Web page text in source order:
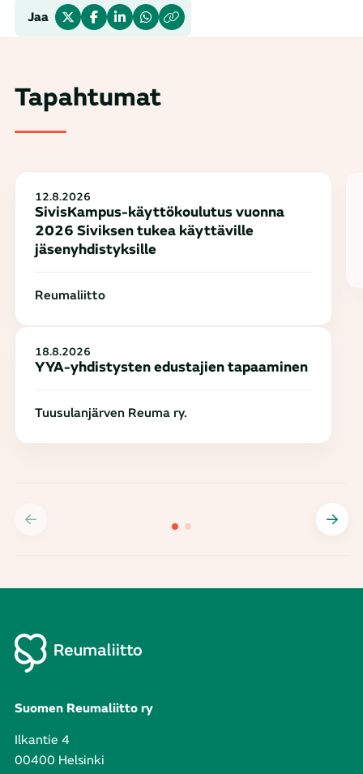
Jaa
Tapahtumat
12.8.2026
SivisKampus-käyttökoulutus vuonna
2026 Siviksen tukea käyttäville
jäsenyhdistyksille
Reumaliitto
18.8.2026
YYA-yhdistysten edustajien tapaaminen
Tuusulanjärven Reuma ry.
Suomen Reumaliitto ry
Ilkantie 4
00400 Helsinki